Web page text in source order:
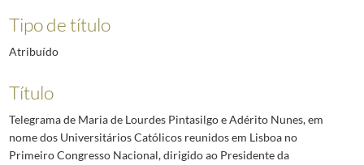
Tipo de título
Atribuído
Título
Telegrama de Maria de Lourdes Pintasilgo e Adérito Nunes, em
nome dos Universitários Católicos reunidos em Lisboa no
Primeiro Congresso Nacional, dirigido ao Presidente da